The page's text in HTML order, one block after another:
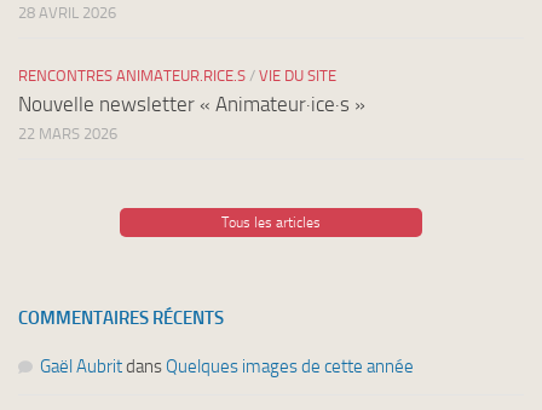
28 AVRIL 2026
RENCONTRES ANIMATEUR.RICE.S / VIE DU SITE
Nouvelle newsletter « Animateur·ice·s »
22 MARS 2026
Tous les articles
COMMENTAIRES RÉCENTS
Gaël Aubritdans Quelques images de cette année